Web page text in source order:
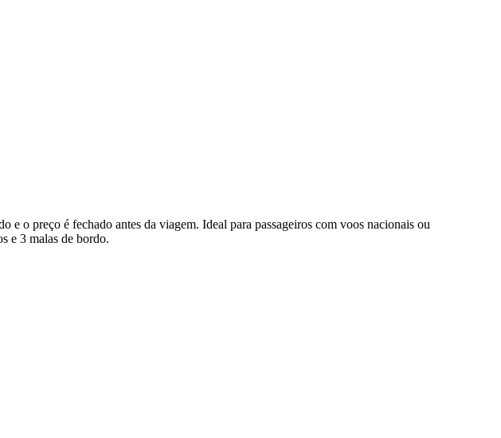
o preço é fechado antes da viagem. Ideal para passageiros com voos nacionais ou
e 3 malas de bordo.